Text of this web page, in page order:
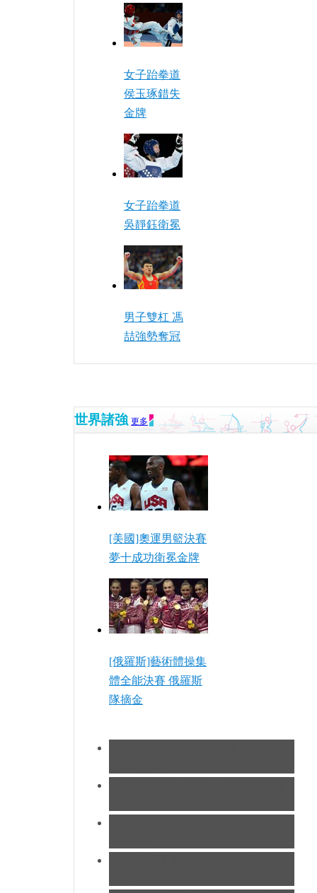
女子跆拳道
侯玉琢錯失
金牌
女子跆拳道
吳靜鈺衛冕
男子雙杠 馮
喆強勢奪冠
世界諸強 更多
[美國]奧運男籃決賽
夢十成功衛冕金牌
[俄羅斯]藝術體操集
體全能決賽 俄羅斯
隊摘金